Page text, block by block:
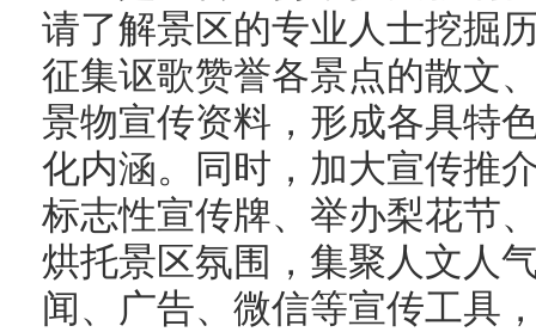
请了解景区的专业人士挖掘
征集讴歌赞誉各景点的散文
景物宣传资料，形成各具特
化内涵。同时，加大宣传推
标志性宣传牌、举办梨花节
烘托景区氛围，集聚人文人
闻、广告、微信等宣传工具